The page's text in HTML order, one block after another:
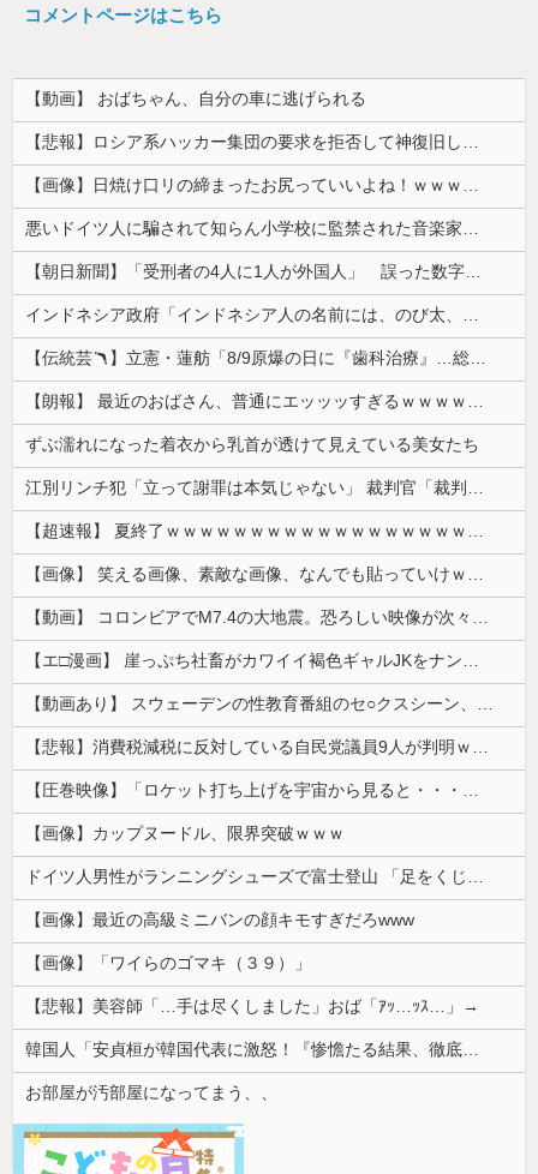
コメントページはこちら
【動画】 おばちゃん、自分の車に逃げられる
【悲報】ロシア系ハッカー集団の要求を拒否して神復旧した大手冷凍ニチレイ、宣言通り全ての盗んだデータが公開される
【画像】日焼け口リの締まったお尻っていいよね！ｗｗｗｗｗ
悪いドイツ人に騙されて知らん小学校に監禁された音楽家、「あと2時間で合奏です」と通告されてしまい……
【朝日新聞】「受刑者の4人に1人が外国人」 誤った数字が拡散し外国人排斥に 実際は約14人に1人
インドネシア政府「インドネシア人の名前には、のび太、ドラえもん、スネ夫、ナルト、しんちゃんなどあります」
【伝統芸🪃】立憲・蓮舫「8/9原爆の日に『歯科治療』…総理、なぜこの日に？」→それでは同日の蓮舫さんのインスタ投稿をご覧ください...
【朗報】 最近のおばさん、普通にエッッッすぎるｗｗｗｗｗｗｗｗｗｗ
ずぶ濡れになった着衣から乳首が透けて見えている美女たち
江別リンチ犯「立って謝罪は本気じゃない」 裁判官「裁判で土下座してないキミは本気じゃないな」
【超速報】 夏終了ｗｗｗｗｗｗｗｗｗｗｗｗｗｗｗｗｗｗｗｗｗｗｗｗｗｗｗｗｗｗｗｗｗｗｗｗｗｗｗｗ
【画像】 笑える画像、素敵な画像、なんでも貼っていけｗｗｗｗｗ
【動画】 コロンビアでM7.4の大地震。恐ろしい映像が次々と届く。
【エ□漫画】 崖っぷち社畜がカワイイ褐色ギャルJKをナンパから助けた結果…！お礼にエ●チなマッサージからの甘々の純愛交尾…！
【動画あり】 スウェーデンの性教育番組のセ○クスシーン、AVの10倍エ□いと話題に
【悲報】消費税減税に反対している自民党議員9人が判明ｗｗｗｗｗｗ
【圧巻映像】「ロケット打ち上げを宇宙から見ると・・・」の動画が衝撃的
【画像】カップヌードル、限界突破ｗｗｗ
ドイツ人男性がランニングシューズで富士登山 「足をくじいて動けない」
【画像】最近の高級ミニバンの顔キモすぎだろwww
【画像】「ワイらのゴマキ（３９）」
【悲報】美容師「…手は尽くしました」おば「ｱｯ…ｯｽ…」→
韓国人「安貞桓が韓国代表に激怒！『惨憺たる結果、徹底的な刷新が必要だ』と監督や協会を痛烈批判」
お部屋が汚部屋になってまう、、